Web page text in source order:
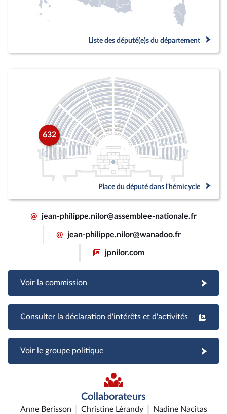
Liste des député(e)s du département
632
Place du député dans l'hémicycle
@ jean-philippe.nilor@assemblee-nationale.fr
@ jean-philippe.nilor@wanadoo.fr
jpnilor.com
Voir la commission
Consulter la déclaration d'intérêts et d'activités
Voir le groupe politique
Collaborateurs
Anne Berisson Christine Lérandy
Nadine Nacitas